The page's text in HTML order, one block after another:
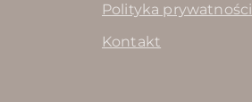
Polityka prywatności
Kontakt